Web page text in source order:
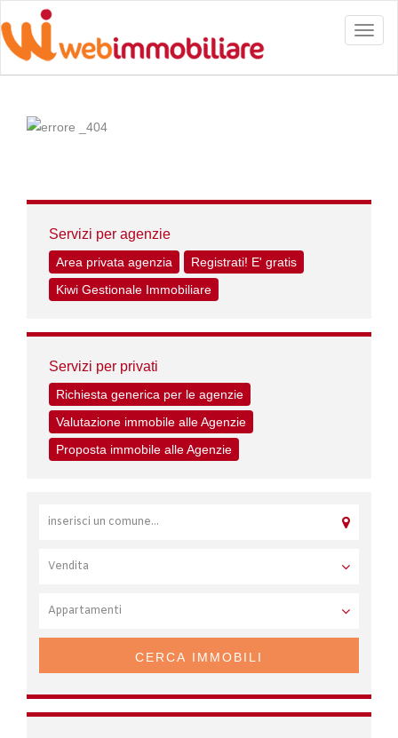
Servizi per agenzie
Area privata agenzia
Registrati! E' gratis
Kiwi Gestionale Immobiliare
Servizi per privati
Richiesta generica per le agenzie
Valutazione immobile alle Agenzie
Proposta immobile alle Agenzie
CERCA IMMOBILI